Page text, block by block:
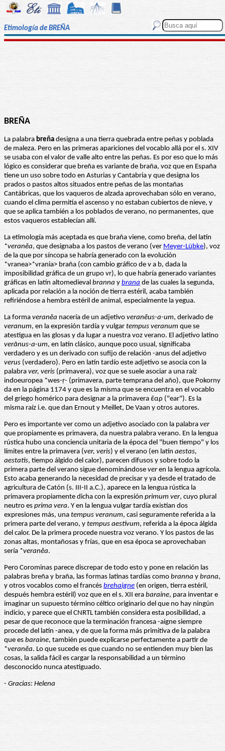
Etimología de BREÑA
BREÑA
La palabra breña designa a una tierra quebrada entre peñas y poblada
de maleza. Pero en las primeras apariciones del vocablo allá por el s. XIV
se usaba con el valor de valle alto entre las peñas. Es por eso que lo más
lógico es considerar que breña es variante de braña, voz que en España
tiene un uso sobre todo en Asturias y Cantabria y que designa los
prados o pastos altos situados entre peñas de las montañas
Cantábricas, que los vaqueros de alzada aprovechaban sólo en verano,
cuando el clima permitía el ascenso y no estaban cubiertos de nieve, y
que se aplica también a los poblados de verano, no permanentes, que
estos vaqueros establecían allí.
La etimología más aceptada es que braña viene, como breña, del latín
*veranĕa, que designaba a los pastos de verano (ver Meyer-Lübke), voz
de la que por síncopa se habría generado con la evolución
*vranea>*vrania> braña (con cambio gráfico de v a b, dada la
imposibilidad gráfica de un grupo vr), lo que habría generado variantes
gráficas en latín altomedieval branna y brana de las cuales la segunda,
aplicada por relación a la noción de tierra estéril, acaba también
refiriéndose a hembra estéril de animal, especialmente la yegua.
La forma veranĕa nacería de un adjetivo veranĕus-a-um, derivado de
veranum, en la expresión tardía y vulgar tempus veranum que se
atestigua en las glosas y da lugar a nuestra voz verano. El adjetivo latino
verānus-a-um, en latín clásico, aunque poco usual, significaba
verdadero y es un derivado con sufijo de relación -anus del adjetivo
verus (verdadero). Pero en latín tardío este adjetivo se asocia con la
palabra ver, veris (primavera), voz que se suele asociar a una raíz
indoeuropea *wes-ṛ- (primavera, parte temprana del año), que Pokorny
da en la página 1174 y que es la misma que se encuentra en el vocablo
del griego homérico para designar a la primavera ἔαρ ("ear"). Es la
misma raíz i.e. que dan Ernout y Meillet, De Vaan y otros autores.
Pero es importante ver como un adjetivo asociado con la palabra ver
que propiamente es primavera, da nuestra palabra verano. En la lengua
rústica hubo una conciencia unitaria de la época del "buen tiempo" y los
límites entre la primavera (ver, veris) y el verano (en latín aestas,
aestatis, tiempo álgido del calor), parecen difusos y sobre todo la
primera parte del verano sigue denominándose veren la lengua agrícola.
Esto acaba generando la necesidad de precisar y ya desde el tratado de
agricultura de Catón (s. III-II a.C.), aparece en la lengua rústica la
primavera propiamente dicha con la expresión primum ver, cuyo plural
neutro es prima vera. Y en la lengua vulgar tardía existían dos
expresiones más, una tempus veranum, casi seguramente referida a la
primera parte del verano, y tempus aestivum, referida a la época álgida
del calor. De la primera procede nuestra voz verano. Y los pastos de las
zonas altas, montañosas y frías, que en esa época se aprovechaban
sería *veranĕa.
Pero Corominas parece discrepar de todo esto y pone en relación las
palabras breña y braña, las formas latinas tardías como branna y brana,
y otros vocablos como el francés brehaigne (en origen, tierra estéril,
después hembra estéril) voz que en el s. XII era baraine, para inventar e
imaginar un supuesto término céltico originario del que no hay ningún
indicio, y parece que el CNRTL también considera esta posibilidad, a
pesar de que reconoce que la terminación francesa -aigne siempre
procede del latín -anea, y de que la forma más primitiva de la palabra
que es baraine, también puede explicarse perfectamente a partir de
*veranĕa. Lo que sucede es que cuando no se entienden muy bien las
cosas, la salida fácil es cargar la responsabilidad a un término
desconocido nunca atestiguado.
- Gracias: Helena